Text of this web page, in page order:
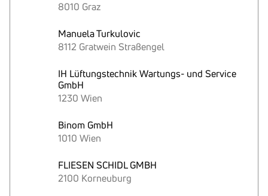
8010 Graz
Manuela Turkulovic
8112 Gratwein Straßengel
IH Lüftungstechnik Wartungs- und Service
GmbH
1230 Wien
Binom GmbH
1010 Wien
FLIESEN SCHIDL GMBH
2100 Korneuburg